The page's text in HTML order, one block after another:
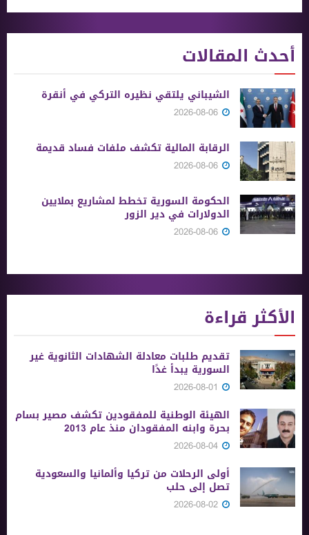
أحدث المقالات
الشيباني يلتقي نظيره التركي في أنقرة
الرقابة المالية تكشف ملفات فساد قديمة
الحكومة السورية تخطط لمشاريع بملايين
الدولارات في دير الزور
الأكثر قراءة
تقديم طلبات معادلة الشهادات الثانوية ‏غير
السورية يبدأ غدًا
الهيئة الوطنية للمفقودين تكشف مصير بسام
بحرة وابنه المفقودان منذ عام 2013
أولى الرحلات من ‏تركيا وألمانيا والسعودية
تصل إلى حلب